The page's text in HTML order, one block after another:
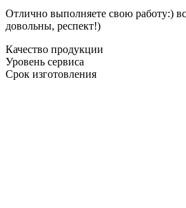
Отлично выполняете свою работу:)
довольны, респект!)
Качество продукции
Уровень сервиса
Срок изготовления